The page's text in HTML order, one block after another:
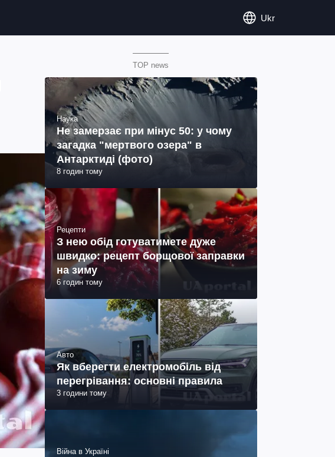
Ukr
TOP news
Наука
Не замерзає при мінус 50: у чому
загадка "мертвого озера" в
Антарктиді (фото)
8 годин тому
Рецепти
З нею обід готуватимете дуже
швидко: рецепт борщової заправки
на зиму
6 годин тому
Авто
Як вберегти електромобіль від
перегрівання: основні правила
3 години тому
Війна в Україні